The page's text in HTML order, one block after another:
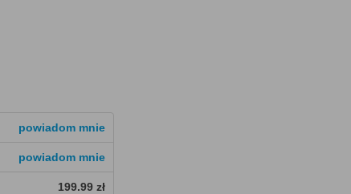
powiadom mnie
powiadom mnie
199.99 zł